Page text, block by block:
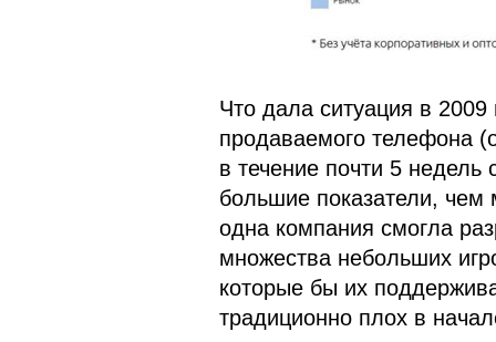
Что дала ситуация в
продаваемого телефона
в течение почти 5 недель
большие показатели, чем
одна компания смогла
множества небольших
которые бы их
традиционно плох в